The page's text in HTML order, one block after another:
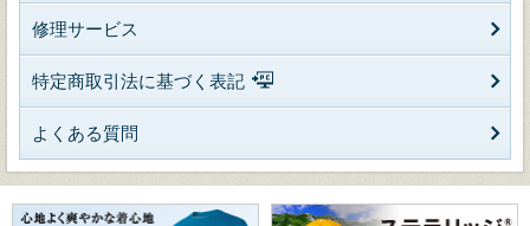
修理サービス
特定商取引法に基づく表記
よくある質問